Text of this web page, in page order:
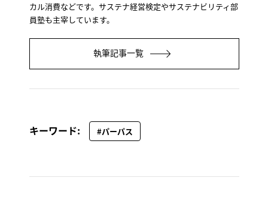
カル消費などです。サステナ経営検定やサステナビリティ部
員塾も主宰しています。
執筆記事一覧
キーワード: #パーパス